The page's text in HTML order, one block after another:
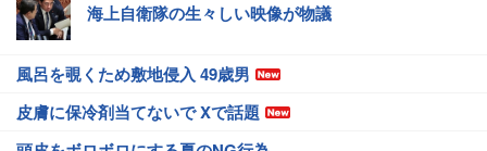
海上自衛隊の生々しい映像が物議
風呂を覗くため敷地侵入 49歳男
皮膚に保冷剤当てないで Xで話題